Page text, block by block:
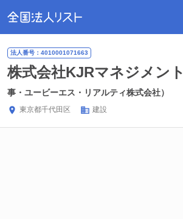
法人番号：4010001071663
株式会社KJRマネジメント
事・ユービーエス・リアルティ株式会社）
東京都千代田区 建設